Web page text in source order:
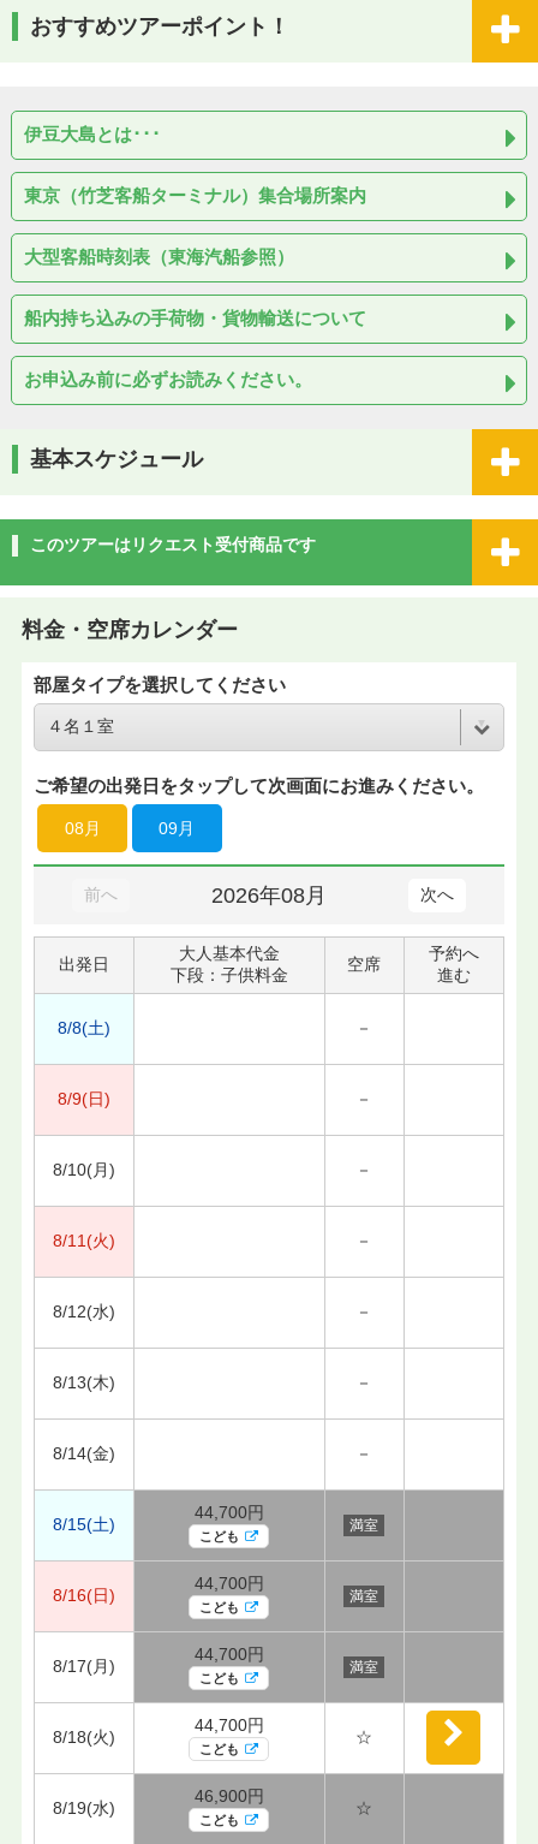
おすすめツアーポイント！
伊豆大島とは･･･
東京（竹芝客船ターミナル）集合場所案内
大型客船時刻表（東海汽船参照）
船内持ち込みの手荷物・貨物輸送について
お申込み前に必ずお読みください。
基本スケジュール
このツアーはリクエスト受付商品です
料金・空席カレンダー
部屋タイプを選択してください
ご希望の出発日をタップして次画面にお進みください。
08月 09月
前へ 2026年08月 次へ
出発日
大人基本代金
下段：子供料金
空席
予約へ
進む
8/8(土) －
8/9(日) －
8/10(月) －
8/11(火) －
8/12(水) －
8/13(木) －
8/14(金) －
8/15(土)
44,700円
こども
満室
8/16(日)
44,700円
こども
満室
8/17(月)
44,700円
こども
満室
8/18(火)
44,700円
こども
☆
8/19(水)
46,900円
こども
☆